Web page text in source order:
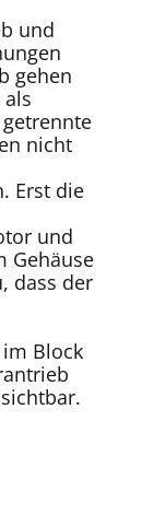
und
gehen
nicht
Erst die
und
Gehäuse
dass der
Block